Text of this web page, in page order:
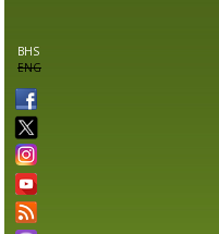
BHS
ENG